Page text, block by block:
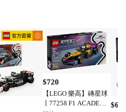
$720
【LEGO 樂高】磚星球
〡77258 F1 ACADEMY